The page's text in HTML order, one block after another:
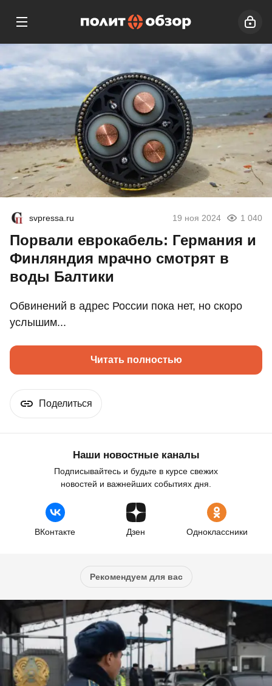
svpressa.ru 19 ноя 2024 1 040
Порвали еврокабель: Германия и
Финляндия мрачно смотрят в
воды Балтики
Обвинений в адрес России пока нет, но скоро
услышим...
Читать полностью
Поделиться
Наши новостные каналы
Подписывайтесь и будьте в курсе свежих
новостей и важнейших событиях дня.
ВКонтакте Дзен Одноклассники
Рекомендуем для вас